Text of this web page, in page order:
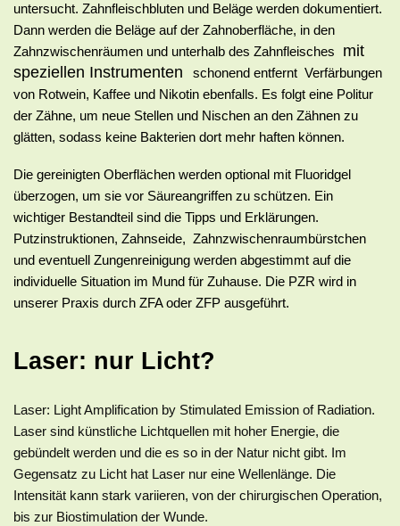
untersucht. Zahnfleischbluten und Beläge werden dokumentiert.
Dann werden die Beläge auf der Zahnoberfläche, in den
Zahnzwischenräumen und unterhalb des Zahnfleisches
mit
speziellen Instrumenten
schonend entfernt  Verfärbungen
von Rotwein, Kaffee und Nikotin ebenfalls. Es folgt eine Politur
der Zähne, um neue Stellen und Nischen an den Zähnen zu
glätten, sodass keine Bakterien dort mehr haften können.
Die gereinigten Oberflächen werden optional mit Fluoridgel
überzogen, um sie vor Säureangriffen zu schützen. Ein
wichtiger Bestandteil sind die Tipps und Erklärungen.
Putzinstruktionen, Zahnseide, Zahnzwischenraumbürstchen
und eventuell Zungenreinigung werden abgestimmt auf die
individuelle Situation im Mund für Zuhause. Die PZR wird in
unserer Praxis durch ZFA oder ZFP ausgeführt.
Laser: nur Licht?
Laser: Light Amplification by Stimulated Emission of Radiation.
Laser sind künstliche Lichtquellen mit hoher Energie, die
gebündelt werden und die es so in der Natur nicht gibt. Im
Gegensatz zu Licht hat Laser nur eine Wellenlänge. Die
Intensität kann stark variieren, von der chirurgischen Operation,
bis zur Biostimulation der Wunde.